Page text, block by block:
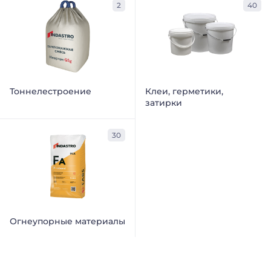
2
Тоннелестроение
40
Клеи, герметики,
затирки
30
Огнеупорные материалы